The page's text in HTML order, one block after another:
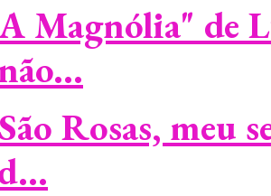
Magnólia" de
Rosas,